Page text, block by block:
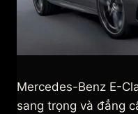
Mercedes-Benz E-
sang trọng và đẳng